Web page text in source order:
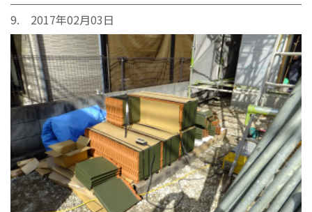
9. 2017年02月03日